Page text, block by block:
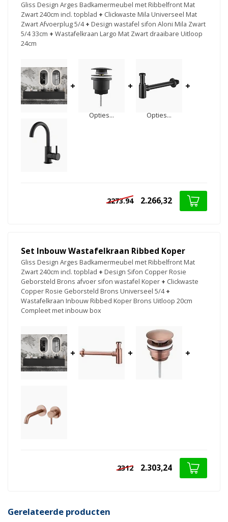
Gliss Design Arges Badkamermeubel met Ribbelfront Mat
Zwart 240cm incl. topblad + Clickwaste Mila Universeel Mat
Zwart Afvoerplug 5/4 + Design wastafel sifon Aloni Mila Zwart
5/4 33cm + Wastafelkraan Largo Mat Zwart draaibare Uitloop
24cm
+
Opties...
+
Opties...
+
2273.94 2.266,32
Set Inbouw Wastafelkraan Ribbed Koper
Gliss Design Arges Badkamermeubel met Ribbelfront Mat
Zwart 240cm incl. topblad + Design Sifon Copper Rosie
Geborsteld Brons afvoer sifon wastafel Koper + Clickwaste
Copper Rosie Geborsteld Brons Universeel 5/4 +
Wastafelkraan Inbouw Ribbed Koper Brons Uitloop 20cm
Compleet met inbouw box
+ + +
2312 2.303,24
Gerelateerde producten